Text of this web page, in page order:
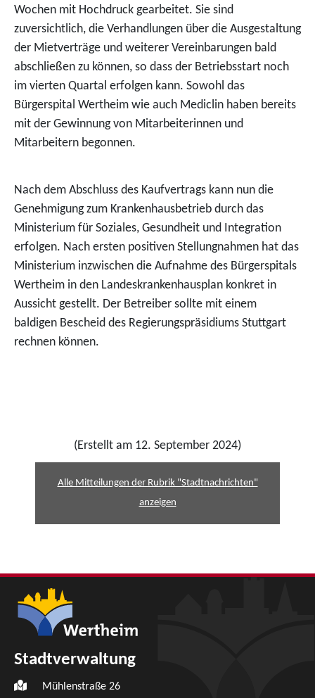
Wochen mit Hochdruck gearbeitet. Sie sind
zuversichtlich, die Verhandlungen über die Ausgestaltung
der Mietverträge und weiterer Vereinbarungen bald
abschließen zu können, so dass der Betriebsstart noch
im vierten Quartal erfolgen kann. Sowohl das
Bürgerspital Wertheim wie auch Mediclin haben bereits
mit der Gewinnung von Mitarbeiterinnen und
Mitarbeitern begonnen.
Nach dem Abschluss des Kaufvertrags kann nun die
Genehmigung zum Krankenhausbetrieb durch das
Ministerium für Soziales, Gesundheit und Integration
erfolgen. Nach ersten positiven Stellungnahmen hat das
Ministerium inzwischen die Aufnahme des Bürgerspitals
Wertheim in den Landeskrankenhausplan konkret in
Aussicht gestellt. Der Betreiber sollte mit einem
baldigen Bescheid des Regierungspräsidiums Stuttgart
rechnen können.
(Erstellt am 12. September 2024)
Alle Mitteilungen der Rubrik "Stadtnachrichten"
anzeigen
Stadtverwaltung
Mühlenstraße 26